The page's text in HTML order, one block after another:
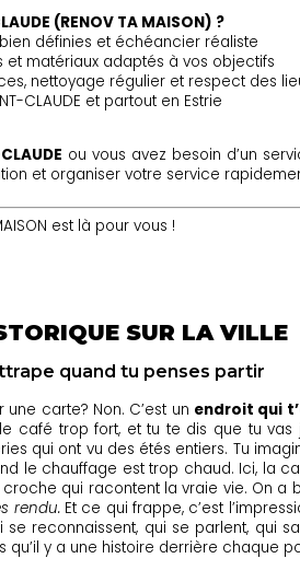
(RENOV TA MAISON) ?
définies et échéancier réaliste
et matériaux adaptés à vos objectifs
nettoyage régulier et respect des
CLAUDE et partout en Estrie
ou vous avez besoin d’un
et organiser votre service
est là pour vous !
SUR LA VILLE
quand tu penses partir
une carte? Non. C’est un endroit qui
café trop fort, et tu te dis que tu
qui ont vu des étés entiers. Tu
le chauffage est trop chaud. Ici, la
qui racontent la vraie vie. On a
rendu.Et ce qui frappe, c’est
reconnaissent, qui se parlent, qui
qu’il y a une histoire derrière chaque